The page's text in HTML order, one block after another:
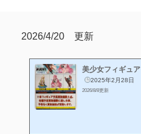
2026/4/20 更新
美少女フィギュア
2025年2月28日
2026/8/8更新